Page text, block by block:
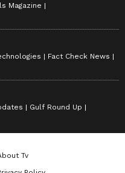
Magazine
Fact Check News
Gulf Round Up
Tv